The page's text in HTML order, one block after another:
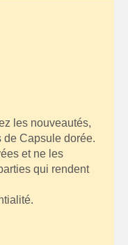
les nouveautés,
de Capsule dorée.
et ne les
qui rendent